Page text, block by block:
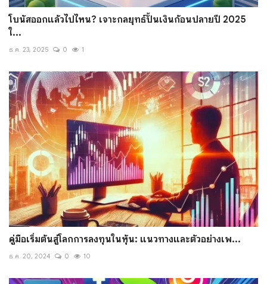
โบนัสออกแล้วไปไหน? เจาะกลยุทธ์ปั้นเงินก้อนปลายปี 2025
ใ...
ธ.ค. 23, 2025 0 1
คู่มือเริ่มต้นสู่โลกการลงทุนในหุ้น: แนวทางและตัวอย่างเพ...
ธ.ค. 20, 2024 0 10